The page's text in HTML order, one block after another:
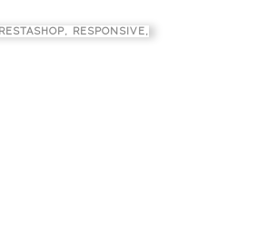
, RESPONSIVE,